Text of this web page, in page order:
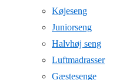
Køjeseng
Juniorseng
Halvhøj seng
Luftmadrasser
Gæstesenge